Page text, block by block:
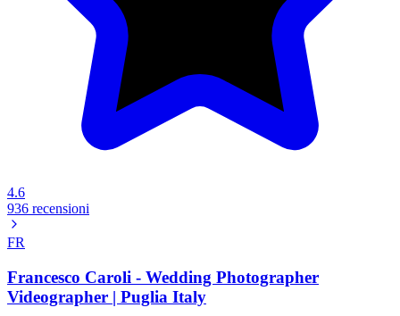
4.6
936 recensioni
FR
Francesco Caroli - Wedding Photographer
Videographer | Puglia Italy